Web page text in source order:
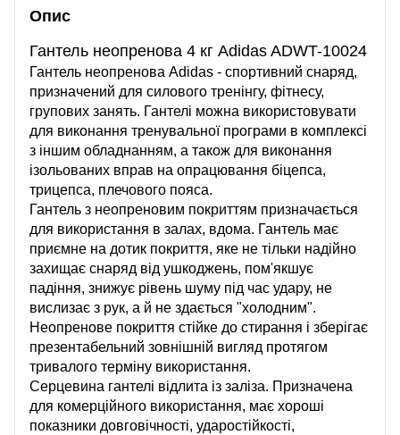
Опис
Гантель неопренова 4 кг Adidas ADWT-10024
Гантель неопренова Adidas - спортивний снаряд,
призначений для силового тренінгу, фітнесу,
групових занять. Гантелі можна використовувати
для виконання тренувальної програми в комплексі
з іншим обладнанням, а також для виконання
ізольованих вправ на опрацювання біцепса,
трицепса, плечового пояса.
Гантель з неопреновим покриттям призначається
для використання в залах, вдома. Гантель має
приємне на дотик покриття, яке не тільки надійно
захищає снаряд від ушкоджень, пом'якшує
падіння, знижує рівень шуму під час удару, не
вислизає з рук, а й не здається "холодним".
Неопренове покриття стійке до стирання і зберігає
презентабельний зовнішній вигляд протягом
тривалого терміну використання.
Серцевина гантелі відлита із заліза. Призначена
для комерційного використання, має хороші
показники довговічності, ударостійкості,